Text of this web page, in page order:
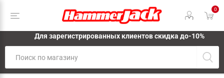
0
Для зарегистрированных клиентов скидка до-10%